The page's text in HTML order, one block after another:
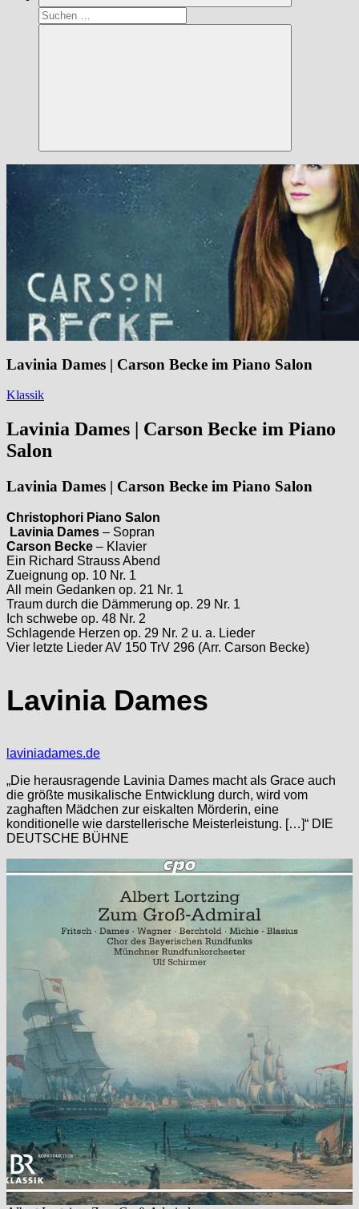
Suchen
nach:
Suchen
Lavinia Dames | Carson Becke im Piano Salon
Klassik
Lavinia Dames | Carson Becke im Piano
Salon
Lavinia Dames | Carson Becke im Piano Salon
Christophori Piano Salon
Lavinia Dames – Sopran
Carson Becke – Klavier
Ein Richard Strauss Abend
Zueignung op. 10 Nr. 1
All mein Gedanken op. 21 Nr. 1
Traum durch die Dämmerung op. 29 Nr. 1
Ich schwebe op. 48 Nr. 2
Schlagende Herzen op. 29 Nr. 2 u. a. Lieder
Vier letzte Lieder AV 150 TrV 296 (Arr. Carson Becke)
Lavinia Dames
laviniadames.de
„Die herausragende Lavinia Dames macht als Grace auch
die größte musikalische Entwicklung durch, wird vom
zaghaften Mädchen zur eiskalten Mörderin, eine
konditionelle wie darstellerische Meisterleistung. […]“ DIE
DEUTSCHE BÜHNE